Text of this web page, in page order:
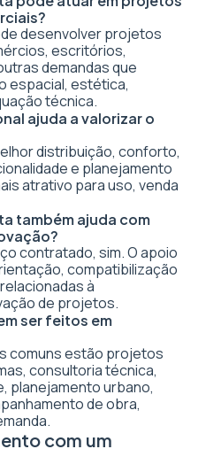
desenvolver projetos
escritórios,
demandas que
espacial, estética,
técnica.
ajuda a valorizar o
distribuição, conforto,
e planejamento
atrativo para uso, venda
também ajuda com
contratado, sim. O apoio
compatibilização
à
de projetos.
ser feitos em
comuns estão projetos
consultoria técnica,
planejamento urbano,
de obra,
com um